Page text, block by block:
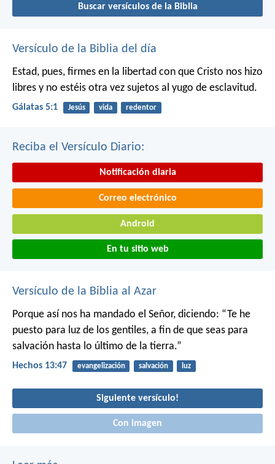
Buscar versículos de la Biblia
Versículo de la Biblia del día
Estad, pues, firmes en la libertad con que Cristo nos hizo
libres y no estéis otra vez sujetos al yugo de esclavitud.
Gálatas 5:1 Jesús vida redentor
Reciba el Versículo Diario:
Notificación diaria
Correo electrónico
Android
En tu sitio web
Versículo de la Biblia al Azar
Porque así nos ha mandado el Señor, diciendo: “Te he
puesto para luz de los gentiles, a fin de que seas para
salvación hasta lo último de la tierra.”
Hechos 13:47 evangelización salvación luz
Siguiente versículo!
Con imagen